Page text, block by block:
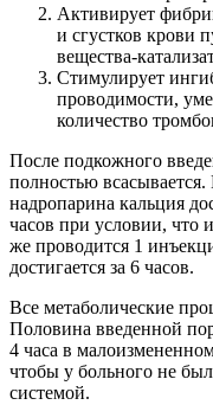
Активирует
и сгустков крови
вещества-
Стимулирует
проводимости,
количество
После подкожного
полностью
надропарина кальция
часов при условии, что
же проводится 1
достигается за 6 часов.
Все метаболические
Половина введенной
4 часа в
чтобы у больного не
системой.